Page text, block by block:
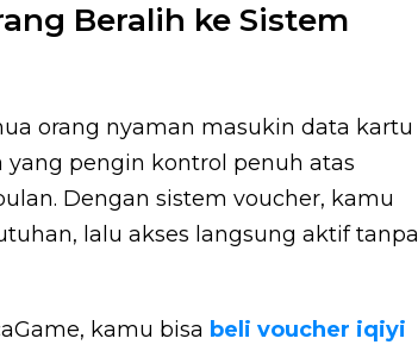
Beralih ke Sistem
orang nyaman masukin data kartu
pengin kontrol penuh atas
Dengan sistem voucher, kamu
lalu akses langsung aktif tanpa
kamu bisa beli voucher iqiyi